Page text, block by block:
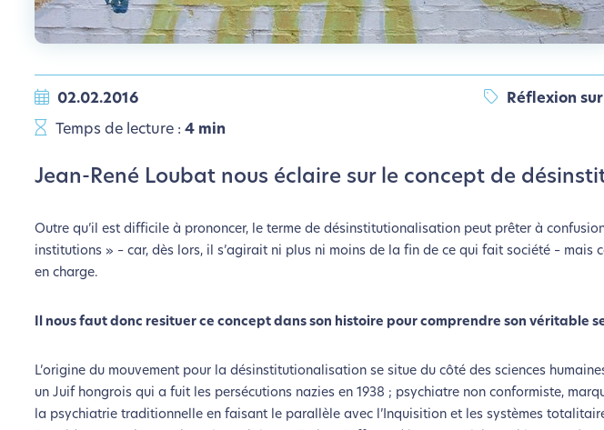
02.02.2016 Réflexion sur
Temps de lecture : 4 min
Jean-René Loubat nous éclaire sur le concept de
Outre qu’il est difficile à prononcer, le terme de désinstitutionalisation peut prêter à
institutions » – car, dès lors, il s’agirait ni plus ni moins de la fin de ce qui fait société – mais
en charge.
Il nous faut donc resituer ce concept dans son histoire pour comprendre son véritable
L’origine du mouvement pour la désinstitutionalisation se situe du côté des sciences
un Juif hongrois qui a fuit les persécutions nazies en 1938 ; psychiatre non conformiste,
la psychiatrie traditionnelle en faisant le parallèle avec l’Inquisition et les systèmes